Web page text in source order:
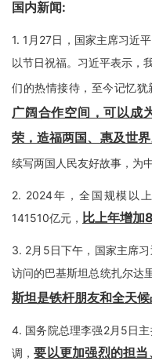
国内新闻:
1. 1月27日，国家主席习近
以节日祝福。习近平表示，
们的热情接待，至今记忆犹
广阔合作空间，可以成
荣，造福两国、惠及世界
续写两国人民友好故事，为
2. 2024年，全国规模以
141510亿元， 比上年增加
3. 2月5日下午，国家主席
访问的巴基斯坦总统扎尔达
斯坦是铁杆朋友和全天
4. 国务院总理李强2月5日
调，要以更加强烈的担